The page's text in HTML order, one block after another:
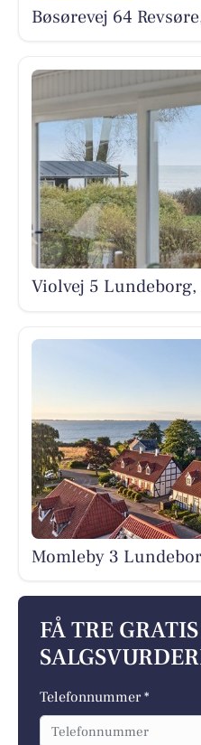
Bøsørevej 64
Violvej 5 Lundeborg,
Momleby 3
FÅ TRE GRATIS
Telefonnummer *